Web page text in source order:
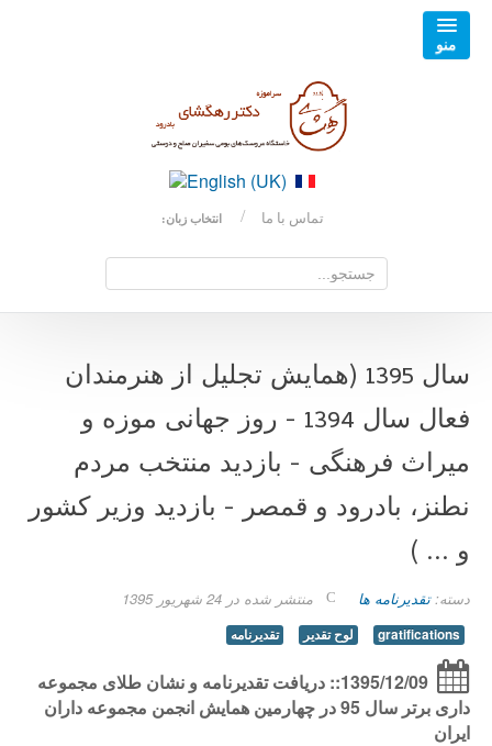
تماس با ما انتخاب زبان:
سال 1395 (همایش تجلیل از هنرمندان
فعال سال 1394 - روز جهانی موزه و
میراث فرهنگی - بازدید منتخب مردم
نطنز، بادرود و قمصر - بازدید وزیر کشور
و ... )
دسته:تقدیرنامه ها منتشر شده در 24 شهریور 1395
gratifications لوح تقدیر تقدیرنامه
1395/12/09:: دریافت تقدیرنامه و نشان طلای مجموعه
داری برتر سال 95 در چهارمین همایش انجمن مجموعه داران
ایران